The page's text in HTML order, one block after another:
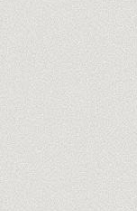
de 60 min →
un clic.